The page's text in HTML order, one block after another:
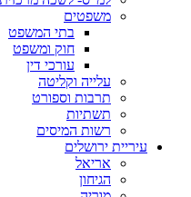
משפטים
בתי המשפט
חוק ומשפט
עורכי דין
עלייה וקליטה
תרבות וספורט
תשתיות
רשות המיסים
עיריית ירושלים
אריאל
הגיחון